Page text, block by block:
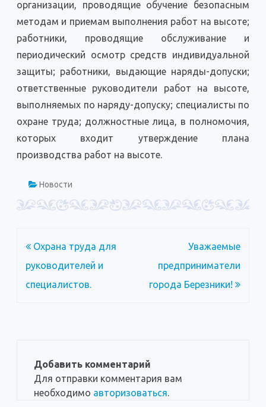
организации, проводящие обучение безопасным
методам и приемам выполнения работ на высоте;
работники, проводящие обслуживание и
периодический осмотр средств индивидуальной
защиты; работники, выдающие наряды-допуски;
ответственные руководители работ на высоте,
выполняемых по наряду-допуску; специалисты по
охране труда; должностные лица, в полномочия,
которых входит утверждение плана
производства работ на высоте.
Новости
Навигация
по
записям
Охрана труда для
руководителей и
специалистов.
Уважаемые
предприниматели
города Березники!
Добавить комментарий
Для отправки комментария вам
необходимо авторизоваться.